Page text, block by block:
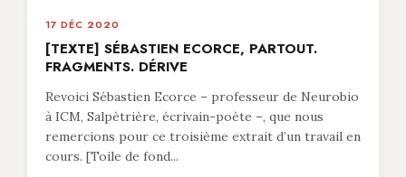
17 DÉC 2020
[TEXTE] SÉBASTIEN ECORCE, PARTOUT.
FRAGMENTS. DÉRIVE
Revoici Sébastien Ecorce – professeur de Neurobio
à ICM, Salpètrière, écrivain-poète –, que nous
remercions pour ce troisième extrait d’un travail en
cours. [Toile de fond...